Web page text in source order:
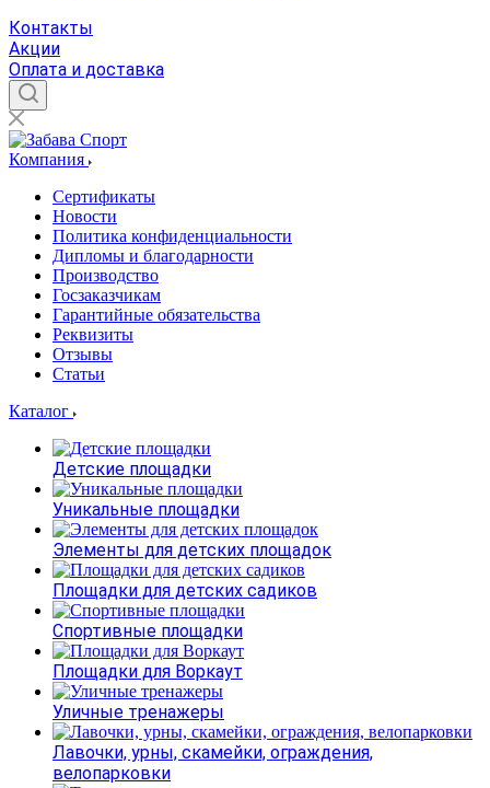
Контакты
Акции
Оплата и доставка
Компания
Сертификаты
Новости
Политика конфиденциальности
Дипломы и благодарности
Производство
Госзаказчикам
Гарантийные обязательства
Реквизиты
Отзывы
Статьи
Каталог
Детские площадки
Уникальные площадки
Элементы для детских площадок
Площадки для детских садиков
Спортивные площадки
Площадки для Воркаут
Уличные тренажеры
Лавочки, урны, скамейки, ограждения,
велопарковки